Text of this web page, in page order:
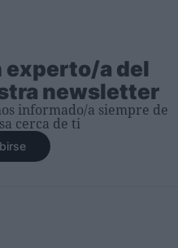
experto/a del
newsletter
informado/a siempre de
cerca de ti